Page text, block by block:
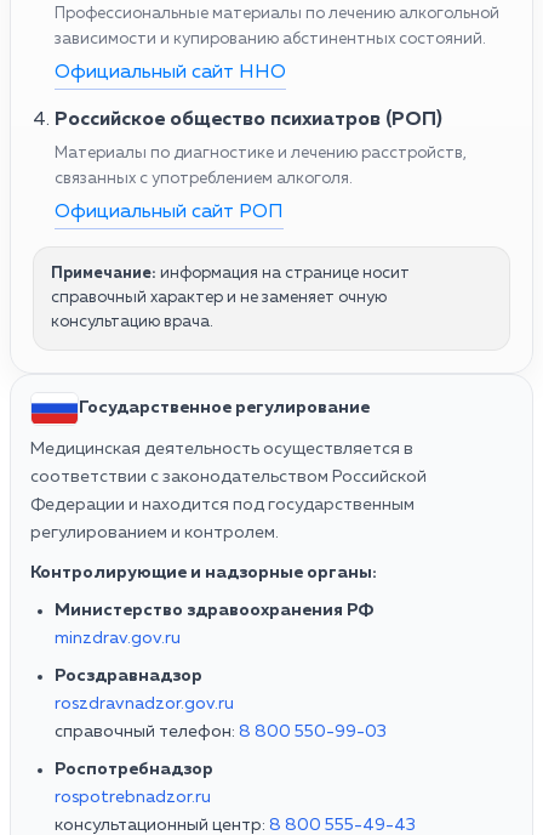
Профессиональные материалы по лечению алкогольной
зависимости и купированию абстинентных состояний.
Официальный сайт ННО
Российское общество психиатров (РОП)
Материалы по диагностике и лечению расстройств,
связанных с употреблением алкоголя.
Официальный сайт РОП
Примечание: информация на странице носит
справочный характер и не заменяет очную
консультацию врача.
Государственное регулирование
Медицинская деятельность осуществляется в
соответствии с законодательством Российской
Федерации и находится под государственным
регулированием и контролем.
Контролирующие и надзорные органы:
Министерство здравоохранения РФ
minzdrav.gov.ru
Росздравнадзор
roszdravnadzor.gov.ru
справочный телефон: 8 800 550-99-03
Роспотребнадзор
rospotrebnadzor.ru
консультационный центр: 8 800 555-49-43